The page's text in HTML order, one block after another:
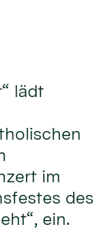
lädt
im
des
ein.